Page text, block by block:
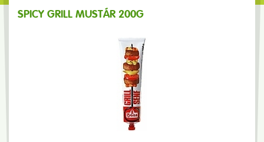
SPICY GRILL MUSTÁR 200G